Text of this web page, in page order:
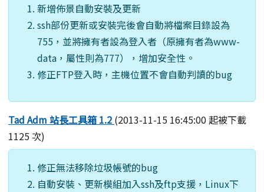
新增佈景自動安裝及更新
ssh部份更新或安裝完後會自動將檔案目錄設為
755，並將擁有者設為登入者（原擁有者為www-
data，屬性則為777），增加安全性。
修正FTP登入時，主機位置不會自動判讀的bug
Tad Adm 站長工具箱 1.2 (2013-11-15 16:45:00 起被下載
1125 次)
修正無法移除垃圾帳號的bug
自動安裝、更新模組加入ssh及ftp支援，Linux下